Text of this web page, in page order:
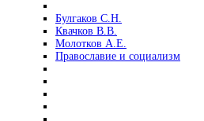
Булгаков С.Н.
Квачков В.В.
Молотков А.Е.
Православие и социализм